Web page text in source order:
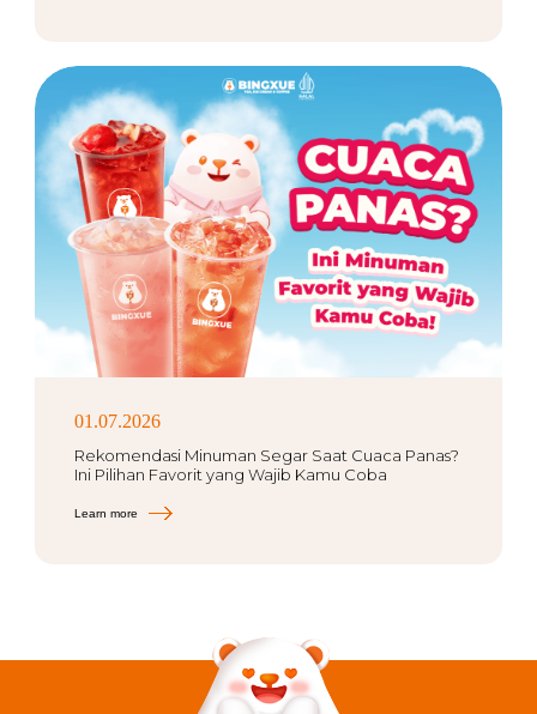
01.07.2026
Rekomendasi Minuman Segar Saat Cuaca Panas?
Ini Pilihan Favorit yang Wajib Kamu Coba
Learn more